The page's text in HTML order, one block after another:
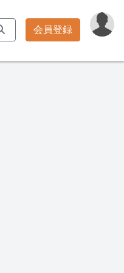
会員登録